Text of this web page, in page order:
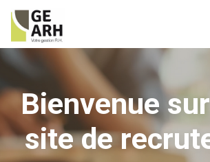
Bienvenue
site de